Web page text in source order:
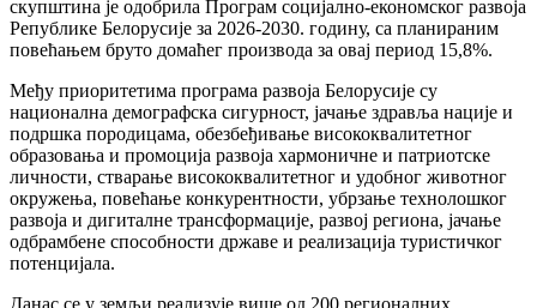
скупштина је одобрила Програм социјално-економског развоја
Републике Белорусије за 2026-2030. годину, са планираним
повећањем бруто домаћег производа за овај период 15,8%.
Међу приоритетима програма развоја Белорусије су
национална демографска сигурност, јачање здравља нације и
подршка породицама, обезбеђивање висококвалитетног
образовања и промоција развоја хармоничне и патриотске
личности, стварање висококвалитетног и удобног животног
окружења, повећање конкурентности, убрзање технолошког
развоја и дигиталне трансформације, развој региона, јачање
одбрамбене способности државе и реализација туристичког
потенцијала.
Данас се у земљи реализује више од 200 регионалних